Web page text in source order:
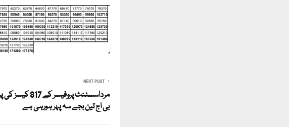
NEXT POST
بی اج تین بجے سہ پہر ہورہی ہے